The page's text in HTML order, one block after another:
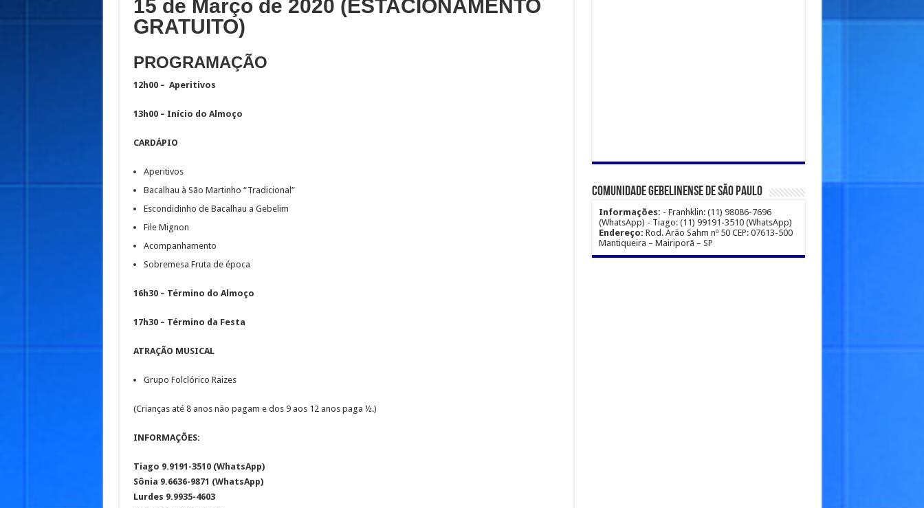
15 de Março de 2020 (ESTACIONAMENTO
GRATUITO)
PROGRAMAÇÃO
12h00 – Aperitivos
13h00 – Início do Almoço
CARDÁPIO
Aperitivos
Bacalhau à São Martinho “Tradicional”
Escondidinho de Bacalhau a Gebelim
File Mignon
Acompanhamento
Sobremesa Fruta de época
16h30 – Término do Almoço
17h30 – Término da Festa
ATRAÇÃO MUSICAL
Grupo Folclórico Raizes
(Crianças até 8 anos não pagam e dos 9 aos 12 anos paga ½.)
INFORMAÇÕES:
Tiago 9.9191-3510 (WhatsApp)
Sônia 9.6636-9871 (WhatsApp)
Lurdes 9.9935-4603
Comunidade Gebelinense de São Paulo
Informações: - Franhklin: (11) 98086-7696
(WhatsApp) - Tiago: (11) 99191-3510 (WhatsApp)
Endereço: Rod. Arão Sahm nº 50 CEP: 07613-500
Mantiqueira – Mairiporã – SP